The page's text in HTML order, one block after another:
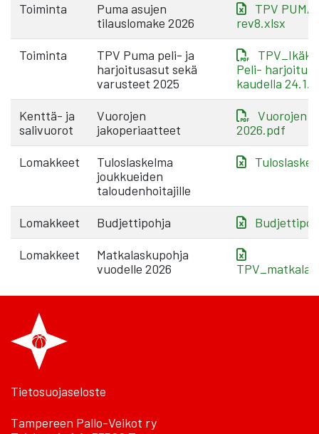
Toiminta
Puma asujen
tilauslomake 2026
TPV
rev8.xlsx
Toiminta
TPV Puma peli- ja
harjoitusasut sekä
varusteet 2025
Peli-
kaudella
Kenttä- ja
salivuorot
Vuorojen
jakoperiaatteet
Vuorojen
2026.pdf
Lomakkeet
Tuloslaskelma
joukkueiden
taloudenhoitajille
Lomakkeet Budjettipohja
Lomakkeet
Matkalaskupohja
vuodelle 2026
Tietosuojaseloste
Tampereen Pallo-Veikot ry